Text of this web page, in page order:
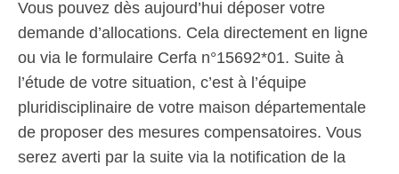
Vous pouvez dès aujourd’hui déposer votre
demande d’allocations. Cela directement en ligne
ou via le formulaire Cerfa n°15692*01. Suite à
l’étude de votre situation, c’est à l’équipe
pluridisciplinaire de votre maison départementale
de proposer des mesures compensatoires. Vous
serez averti par la suite via la notification de la